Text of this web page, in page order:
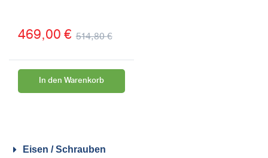
514,80€
469,00 €
In den Warenkorb
Eisen / Schrauben